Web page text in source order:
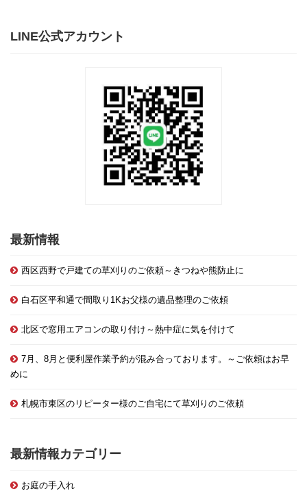
LINE公式アカウント
最新情報
西区西野で戸建ての草刈りのご依頼～きつねや熊防止に
白石区平和通で間取り1Kお父様の遺品整理のご依頼
北区で窓用エアコンの取り付け～熱中症に気を付けて
7月、8月と便利屋作業予約が混み合っております。～ご依頼はお早
めに
札幌市東区のリピーター様のご自宅にて草刈りのご依頼
最新情報カテゴリー
お庭の手入れ